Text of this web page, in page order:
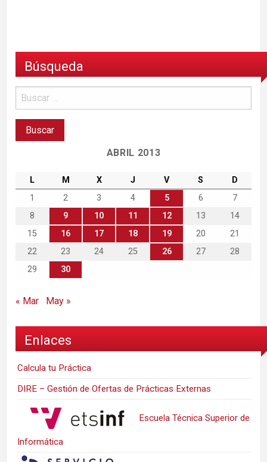
Búsqueda
ABRIL 2013
L M X J V S
D
1
2 3 4 5 6
7
8
9 10 11 12 13
14
15
16 17 18 19 20
21
22
23 24 25 26 27
28
29
30
« Mar May »
Enlaces
Calcula tu Práctica
DIRE – Gestión de Ofertas de Prácticas Externas
Escuela Técnica Superior de
Informática